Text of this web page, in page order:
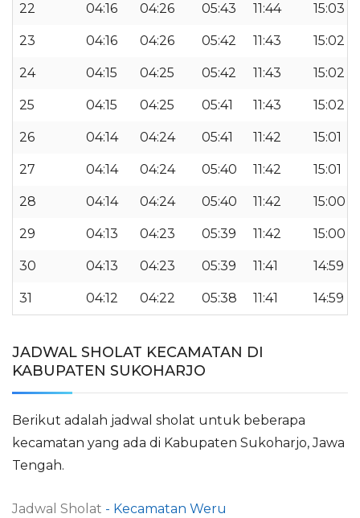
22 04:16 04:26 05:43 11:44 15:03
23 04:16 04:26 05:42 11:43 15:02
24 04:15 04:25 05:42 11:43 15:02
25 04:15 04:25 05:41 11:43 15:02
26 04:14 04:24 05:41 11:42 15:01
27 04:14 04:24 05:40 11:42 15:01
28 04:14 04:24 05:40 11:42 15:00
29 04:13 04:23 05:39 11:42 15:00
30 04:13 04:23 05:39 11:41 14:59
31 04:12 04:22 05:38 11:41 14:59
JADWAL SHOLAT KECAMATAN DI
KABUPATEN SUKOHARJO
Berikut adalah jadwal sholat untuk beberapa
kecamatan yang ada di Kabupaten Sukoharjo, Jawa
Tengah.
Jadwal Sholat - Kecamatan Weru